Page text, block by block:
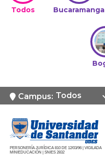
Todos Bucaramanga
Campus: Todos
PERSONERÍA JURÍDICA 810 DE 12/03/96 | VIGILADA
MINIEDUCACIÓN | SNIES 2832